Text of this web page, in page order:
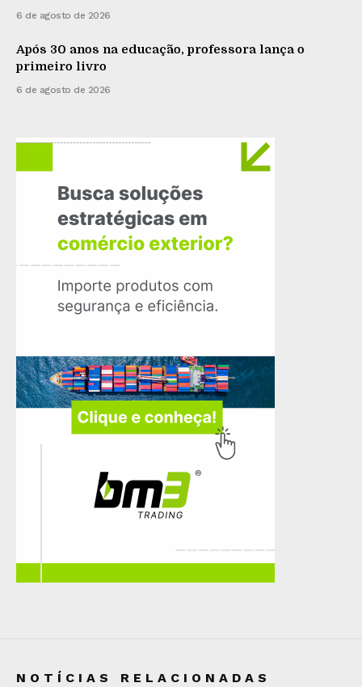
6 de agosto de 2026
Após 30 anos na educação, professora lança o
primeiro livro
6 de agosto de 2026
NOTÍCIAS RELACIONADAS